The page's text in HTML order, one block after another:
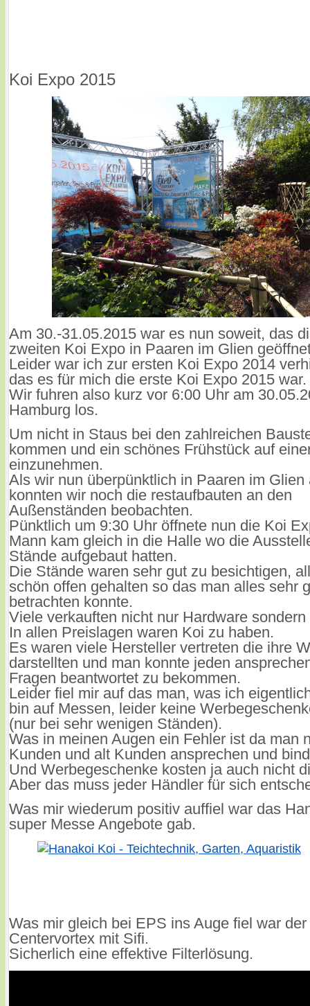
Koi Expo 2015
Am 30.-31.05.2015 war es nun soweit, das
zweiten Koi Expo in Paaren im Glien
Leider war ich zur ersten Koi Expo 2014
das es für mich die erste Koi Expo 2015 war.
Wir fuhren also kurz vor 6:00 Uhr am
Hamburg los.
Um nicht in Staus bei den zahlreichen
kommen und ein schönes Frühstück auf
einzunehmen.
Als wir nun überpünktlich in Paaren im Glien
konnten wir noch die restaufbauten an den
Außenständen beobachten.
Pünktlich um 9:30 Uhr öffnete nun die Koi
Mann kam gleich in die Halle wo die
Stände aufgebaut hatten.
Die Stände waren sehr gut zu besichtigen,
schön offen gehalten so das man alles sehr
betrachten konnte.
Viele verkauften nicht nur Hardware
In allen Preislagen waren Koi zu haben.
Es waren viele Hersteller vertreten die ihre
darstellten und man konnte jeden
Fragen beantwortet zu bekommen.
Leider fiel mir auf das man, was ich
bin auf Messen, leider keine
(nur bei sehr wenigen Ständen).
Was in meinen Augen ein Fehler ist da man
Kunden und alt Kunden ansprechen und
Und Werbegeschenke kosten ja auch nicht
Aber das muss jeder Händler für sich
Was mir wiederum positiv auffiel war das
super Messe Angebote gab.
Was mir gleich bei EPS ins Auge fiel war der
Centervortex mit Sifi.
Sicherlich eine effektive Filterlösung.